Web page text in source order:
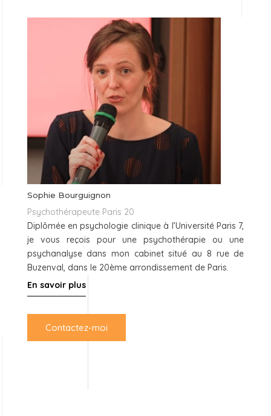
Sophie Bourguignon
Psychothérapeute Paris 20
Diplômée en psychologie clinique à l’Université Paris 7,
je vous reçois pour une psychothérapie ou une
psychanalyse dans mon cabinet situé au 8 rue de
Buzenval, dans le 20ème arrondissement de Paris.
En savoir plus
Contactez-moi